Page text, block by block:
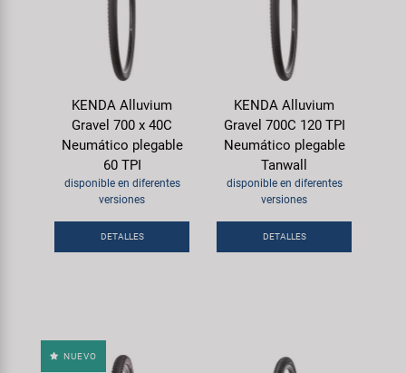
KENDA Alluvium
Gravel 700 x 40C
Neumático plegable
60 TPI
disponible en diferentes
versiones
DETALLES
KENDA Alluvium
Gravel 700C 120 TPI
Neumático plegable
Tanwall
disponible en diferentes
versiones
DETALLES
NUEVO